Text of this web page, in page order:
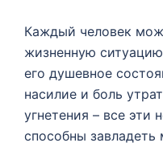
Каждый человек
жизненную
его душевное
насилие и боль
угнетения – все эти
способны